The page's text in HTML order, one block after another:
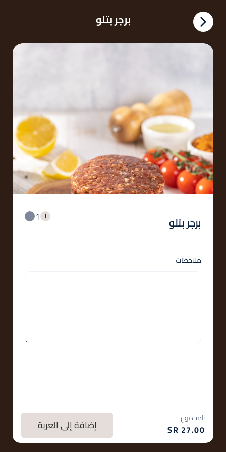
برجر بتلو
برجر بتلو 1
ملاحظات
المجموع
27.00 إضافة إلى العربة